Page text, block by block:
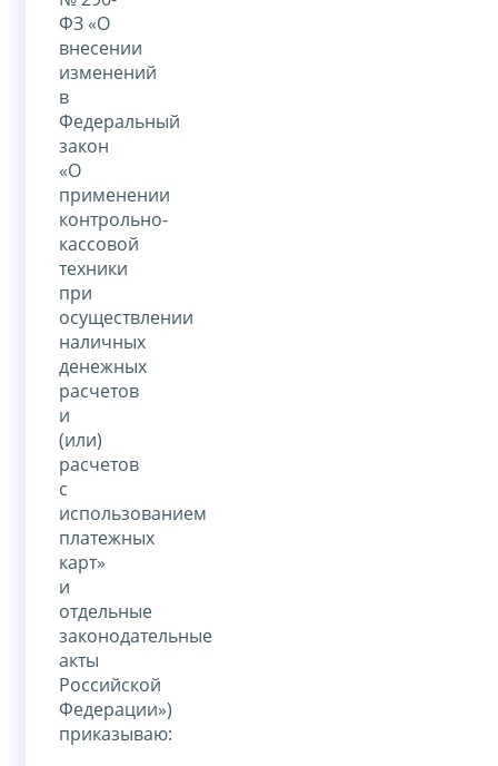
ФЗ «О
внесении
изменений
в
Федеральный
закон
«О
применении
контрольно-
кассовой
техники
при
осуществлении
наличных
денежных
расчетов
и
(или)
расчетов
с
использованием
платежных
карт»
и
отдельные
законодательные
акты
Российской
Федерации»)
приказываю: